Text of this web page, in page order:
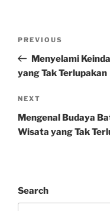
Previous
Post
PREVIOUS
Menyelami
yang Tak Terlupakan
Next
Post
NEXT
Mengenal Budaya
Wisata yang Tak
Search